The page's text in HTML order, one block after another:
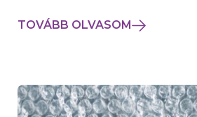
TOVÁBB OLVASOM